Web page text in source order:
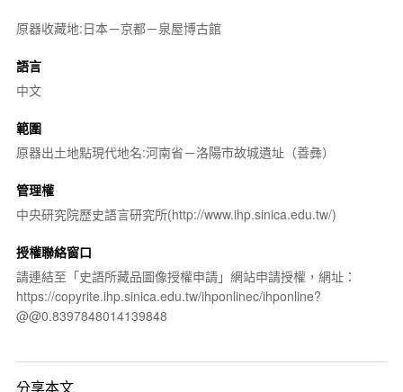
原器收藏地:日本－京都－泉屋博古館
語言
中文
範圍
原器出土地點現代地名:河南省－洛陽市故城遺址（善彝）
管理權
中央研究院歷史語言研究所(http://www.ihp.sinica.edu.tw/)
授權聯絡窗口
請連結至「史語所藏品圖像授權申請」網站申請授權，網址：
https://copyrite.ihp.sinica.edu.tw/ihponlinec/ihponline?
@@0.8397848014139848
分享本文